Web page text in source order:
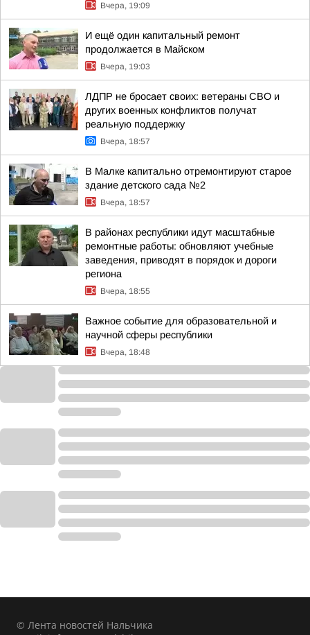
Вчера, 19:09
И ещё один капитальный ремонт
продолжается в Майском
Вчера, 19:03
ЛДПР не бросает своих: ветераны СВО и
других военных конфликтов получат
реальную поддержку
Вчера, 18:57
В Малке капитально отремонтируют старое
здание детского сада №2
Вчера, 18:57
В районах республики идут масштабные
ремонтные работы: обновляют учебные
заведения, приводят в порядок и дороги
региона
Вчера, 18:55
Важное событие для образовательной и
научной сферы республики
Вчера, 18:48
© Лента новостей Нальчика